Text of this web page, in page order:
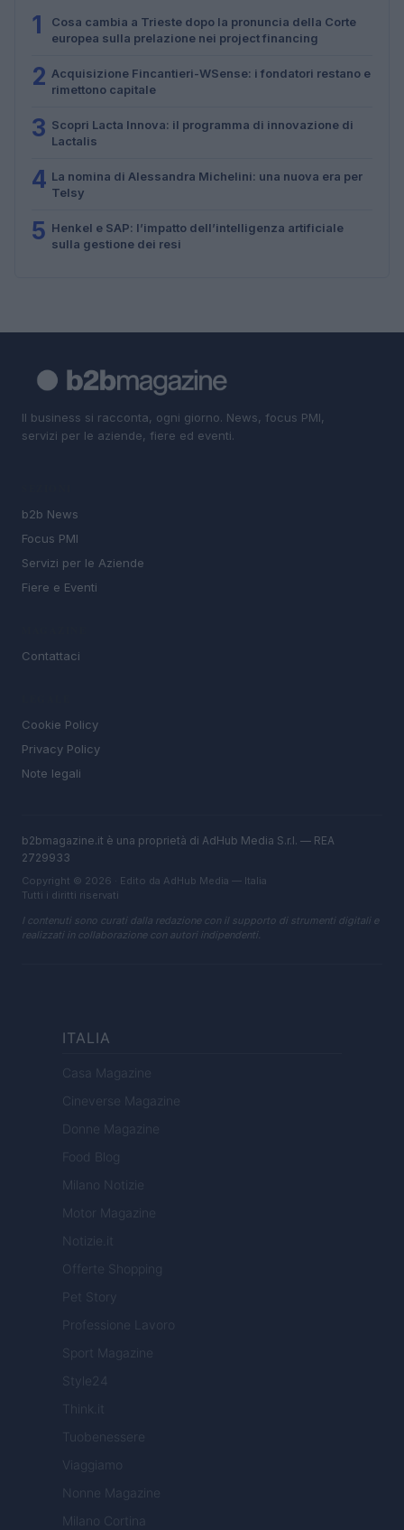
1
Cosa cambia a Trieste dopo la pronuncia della Corte
europea sulla prelazione nei project financing
2 Acquisizione Fincantieri-WSense: i fondatori restano e
rimettono capitale
3 Scopri Lacta Innova: il programma di innovazione di
Lactalis
4 La nomina di Alessandra Michelini: una nuova era per
Telsy
5 Henkel e SAP: l’impatto dell’intelligenza artificiale
sulla gestione dei resi
Il business si racconta, ogni giorno. News, focus PMI,
servizi per le aziende, fiere ed eventi.
b2b News
Focus PMI
Servizi per le Aziende
Fiere e Eventi
Contattaci
Cookie Policy
Privacy Policy
Note legali
b2bmagazine.it è una proprietà di AdHub Media S.r.l. — REA
2729933
Copyright © 2026 · Edito da AdHub Media — Italia
Tutti i diritti riservati
I contenuti sono curati dalla redazione con il supporto di strumenti digitali e
realizzati in collaborazione con autori indipendenti.
ITALIA
Casa Magazine
Cineverse Magazine
Donne Magazine
Food Blog
Milano Notizie
Motor Magazine
Notizie.it
Offerte Shopping
Pet Story
Professione Lavoro
Sport Magazine
Style24
Think.it
Tuobenessere
Viaggiamo
Nonne Magazine
Milano Cortina